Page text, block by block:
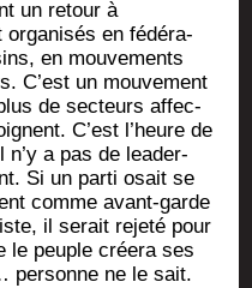
un retour à
orga­ni­sés en fédé­ra­
en mou­ve­ments
C’est un mou­ve­ment
de sec­teurs affec­
C’est l’heure de
n’y a pas de lea­der­
Si un par­ti osait se
comme avant-garde
il serait reje­té pour
le peuple crée­ra ses
per­sonne ne le sait.